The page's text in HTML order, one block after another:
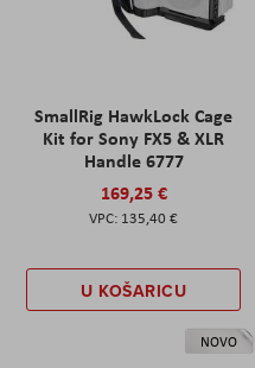
SmallRig HawkLock Cage
Kit for Sony FX5 & XLR
Handle 6777
169,25 €
135,40 €
U KOŠARICU
NOVO